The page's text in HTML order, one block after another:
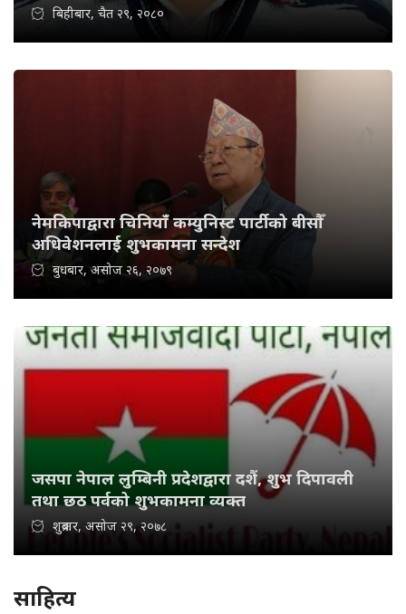
बिहीबार, चैत २९, २०८०
नेमकिपाद्वारा चिनियाँ कम्युनिस्ट पार्टीको बीसौँ
अधिवेशनलाई शुभकामना सन्देश
बुधबार, असोज २६, २०७९
जसपा नेपाल लुम्बिनी प्रदेशद्वारा दशैं, शुभ दिपावली
तथा छठ पर्वको शुभकामना व्यक्त
शुक्रबार, असोज २९, २०७८
साहित्य